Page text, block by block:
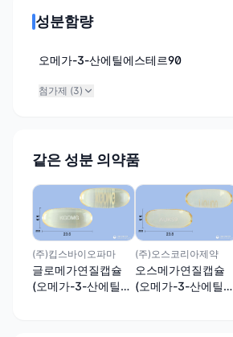
성분함량
오메가-3-산에틸에스테르90
첨가제 (3)
같은 성분 의약품
(주)킵스바이오파마
글로메가연질캡슐
(오메가-3-산에틸에
(주)오스코리아제약
오스메가연질캡슐
(오메가-3-산에틸에